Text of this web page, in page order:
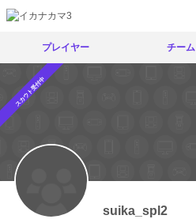
プレイヤー チーム
スカウト受付中
suika_spl2